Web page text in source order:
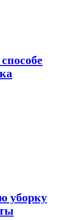
уборку